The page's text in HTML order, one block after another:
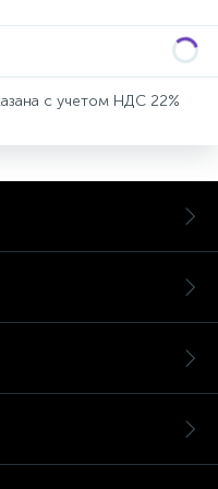
с учетом НДС 22%